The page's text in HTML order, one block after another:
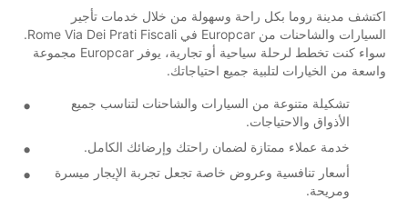
اكتشف مدينة روما بكل راحة وسهولة من خلال خدمات تأجير
السيارات والشاحنات من Europcar في Rome Via Dei Prati Fiscali.
سواء كنت تخطط لرحلة سياحية أو تجارية، يوفر Europcar مجموعة
واسعة من الخيارات لتلبية جميع احتياجاتك.
تشكيلة متنوعة من السيارات والشاحنات لتناسب جميع
الأذواق والاحتياجات.
خدمة عملاء ممتازة لضمان راحتك وإرضائك الكامل.
أسعار تنافسية وعروض خاصة تجعل تجربة الإيجار ميسرة
ومريحة.